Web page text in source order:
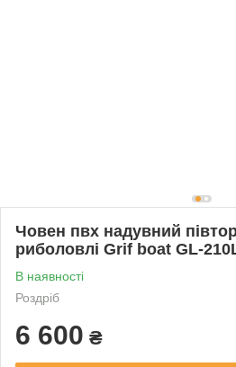
Човен пвх надувний
риболовлі Grif boat GL-
В наявності
Роздріб
6 600 ₴